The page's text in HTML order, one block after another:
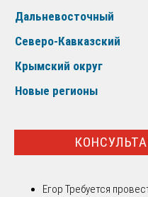
Дальневосточный
Северо-Кавказский
Крымский округ
Новые регионы
Егор Требуется